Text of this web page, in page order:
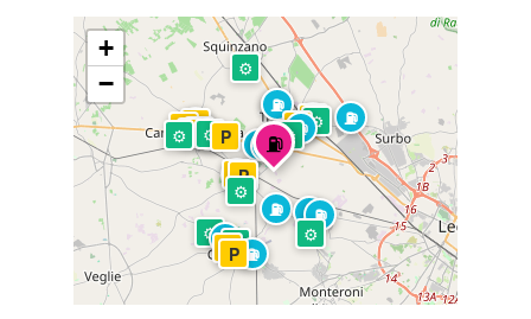
⛽
⛽
⛽
⛽
⛽
⛽
⛽
⛽
⛽
⛽⛽
⛽
⛽
⛽
⛽
⛽
P
P
P
P
P
PP
P
P
P
⚙
⚙
⚙
⚙
⚙
⚙
⚙
⚙
⚙
⚙
+
−